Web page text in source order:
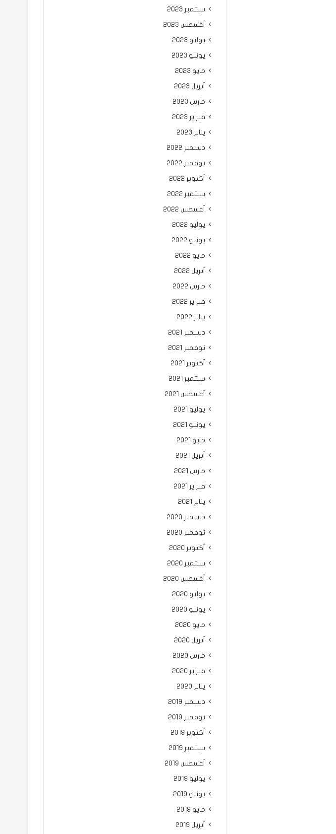
سبتمبر 2023
أغسطس 2023
يوليو 2023
يونيو 2023
مايو 2023
أبريل 2023
مارس 2023
فبراير 2023
يناير 2023
ديسمبر 2022
نوفمبر 2022
أكتوبر 2022
سبتمبر 2022
أغسطس 2022
يوليو 2022
يونيو 2022
مايو 2022
أبريل 2022
مارس 2022
فبراير 2022
يناير 2022
ديسمبر 2021
نوفمبر 2021
أكتوبر 2021
سبتمبر 2021
أغسطس 2021
يوليو 2021
يونيو 2021
مايو 2021
أبريل 2021
مارس 2021
فبراير 2021
يناير 2021
ديسمبر 2020
نوفمبر 2020
أكتوبر 2020
سبتمبر 2020
أغسطس 2020
يوليو 2020
يونيو 2020
مايو 2020
أبريل 2020
مارس 2020
فبراير 2020
يناير 2020
ديسمبر 2019
نوفمبر 2019
أكتوبر 2019
سبتمبر 2019
أغسطس 2019
يوليو 2019
يونيو 2019
مايو 2019
أبريل 2019